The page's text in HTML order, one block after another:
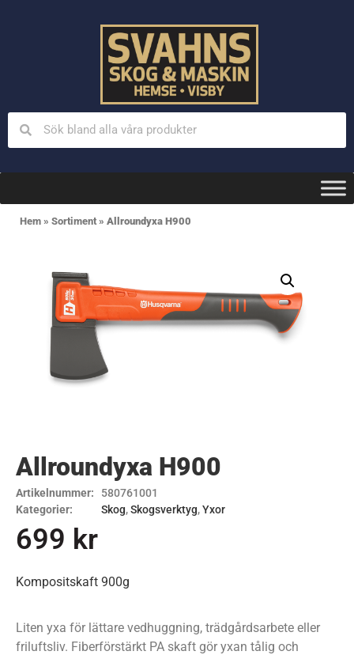
Hem » Sortiment » Allroundyxa H900
Allroundyxa H900
Artikelnummer:
580761001
Kategorier:
Skog,Skogsverktyg,Yxor
699 kr
Kompositskaft 900g
Liten yxa för lättare vedhuggning, trädgårdsarbete eller
friluftsliv. Fiberförstärkt PA skaft gör yxan tålig och